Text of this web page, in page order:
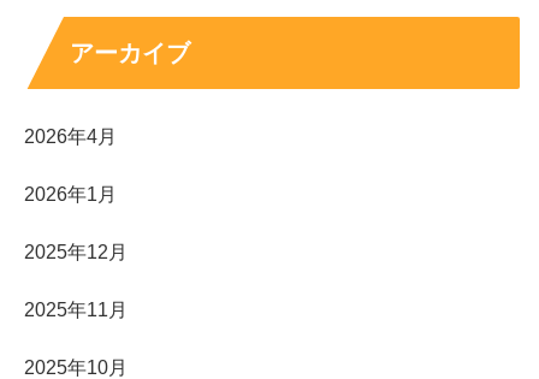
アーカイブ
2026年4月
2026年1月
2025年12月
2025年11月
2025年10月